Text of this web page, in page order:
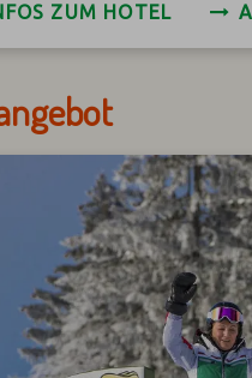
ZUM HOTEL